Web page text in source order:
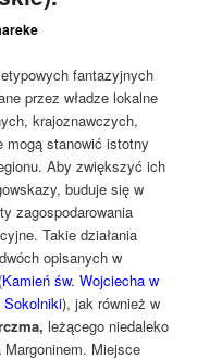
fantazyjnych
przez władze lokalne
krajoznawczych,
stanowić istotny
Aby zwiększyć ich
buduje się w
zagospodarowania
Takie działania
opisanych w
Kamień św. Wojciecha w
Sokolniki), jak również w
leżącego niedaleko
Margoninem. Miejsce